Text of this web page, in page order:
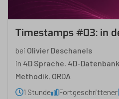
Timestamps #03: in
bei Olivier Deschanels
in 4D Sprache, 4D-Datenbank
Methodik, ORDA
1 Stunde
Fortgeschrittener